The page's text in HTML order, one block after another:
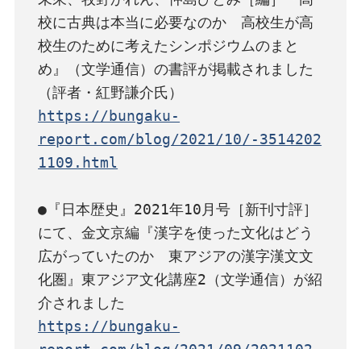
校に古典は本当に必要なのか　高校生が高
校生のために考えたシンポジウムのまと
め』（文学通信）の書評が掲載されました
https://bungaku-
report.com/blog/2021/10/-3514202
1109.html
●『日本歴史』2021年10月号［新刊寸評］
にて、金文京編『漢字を使った文化はどう
広がっていたのか　東アジアの漢字漢文文
化圏』東アジア文化講座2（文学通信）が紹
https://bungaku-